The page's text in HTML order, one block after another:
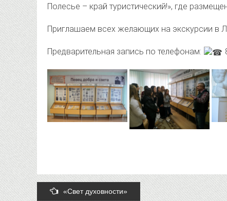
Полесье – край туристический!», где
Приглашаем всех желающих на экскурсии в
Предварительная запись по телефонам:
Post «Свет духовности»